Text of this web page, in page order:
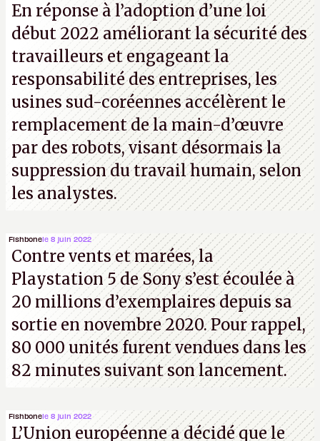
En réponse à l’adoption d’une loi
début 2022 améliorant la sécurité des
travailleurs et engageant la
responsabilité des entreprises, les
usines sud-coréennes accélèrent le
remplacement de la main-d’œuvre
par des robots, visant désormais la
suppression du travail humain, selon
les analystes.
Fishbonele 8 juin 2022
Contre vents et marées, la
Playstation 5 de Sony s’est écoulée à
20 millions d’exemplaires depuis sa
sortie en novembre 2020. Pour rappel,
80 000 unités furent vendues dans les
82 minutes suivant son lancement.
Fishbonele 8 juin 2022
L’Union européenne a décidé que le